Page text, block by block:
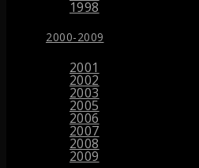
1998
2000-2009
2001
2002
2003
2005
2006
2007
2008
2009